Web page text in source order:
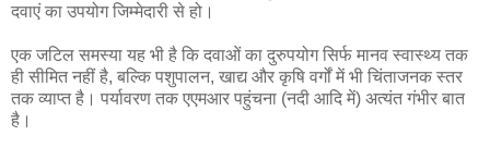
दवाएं का उपयोग जिम्मेदारी से हो।
एक जटिल समस्या यह भी है कि दवाओं का दुरुपयोग सिर्फ मानव स्वास्थ्य तक
ही सीमित नहीं है, बल्कि पशुपालन, खाद्य और कृषि वर्गों में भी चिंताजनक स्तर
तक व्याप्त है। पर्यावरण तक एएमआर पहुंचना (नदी आदि में) अत्यंत गंभीर बात
है।